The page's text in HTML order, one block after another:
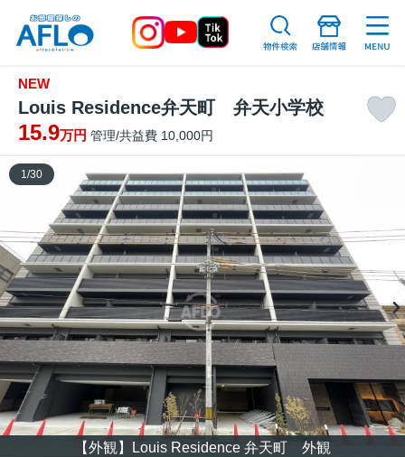
NEW
Louis Residence弁天町 弁天小学校
15.9万円 管理/共益費 10,000円
【外観】Louis Residence 弁天町 外観
1 /30